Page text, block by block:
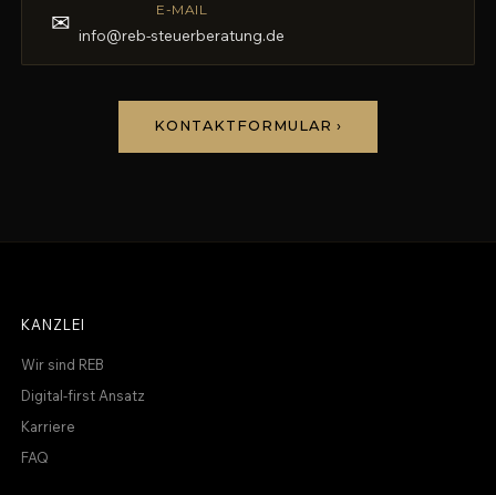
✉ E-MAIL
info@reb-steuerberatung.de
KONTAKTFORMULAR ›
KANZLEI
Wir sind REB
Digital-first Ansatz
Karriere
FAQ